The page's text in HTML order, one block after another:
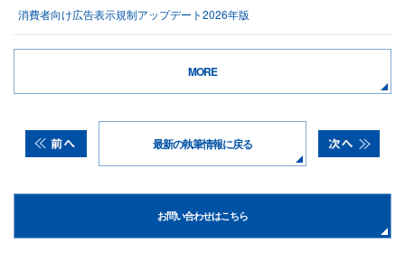
消費者向け広告表示規制アップデート2026年版
MORE
最新の執筆情報に戻る
お問い合わせはこちら